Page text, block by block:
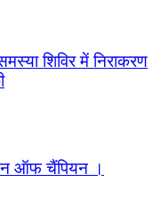
शिविर में निराकरण
ऑफ चैंपियन ।